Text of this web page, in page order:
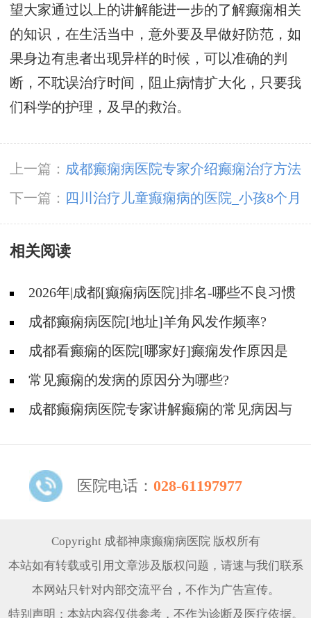
望大家通过以上的讲解能进一步的了解癫痫相关
的知识，在生活当中，意外要及早做好防范，如
果身边有患者出现异样的时候，可以准确的判
断，不耽误治疗时间，阻止病情扩大化，只要我
们科学的护理，及早的救治。
上一篇： 成都癫痫病医院专家介绍癫痫治疗方法
下一篇：
四川治疗儿童癫痫病的医院_小孩8个月
查出癫痫能治吗？
相关阅读
2026年|成都[癫痫病医院]排名-哪些不良习惯
能诱发癫痫?
成都癫痫病医院[地址]羊角风发作频率?
成都看癫痫的医院[哪家好]癫痫发作原因是
什么?常见癫痫的发病的原因分为哪些?
成都癫痫病医院专家讲解癫痫的常见病因与
医院电话： 028-61197977
Copyright 成都神康癫痫病医院 版权所有
本站如有转载或引用文章涉及版权问题，请速与我们联系
本网站只针对内部交流平台，不作为广告宣传。
特别声明：本站内容仅供参考，不作为诊断及医疗依据。